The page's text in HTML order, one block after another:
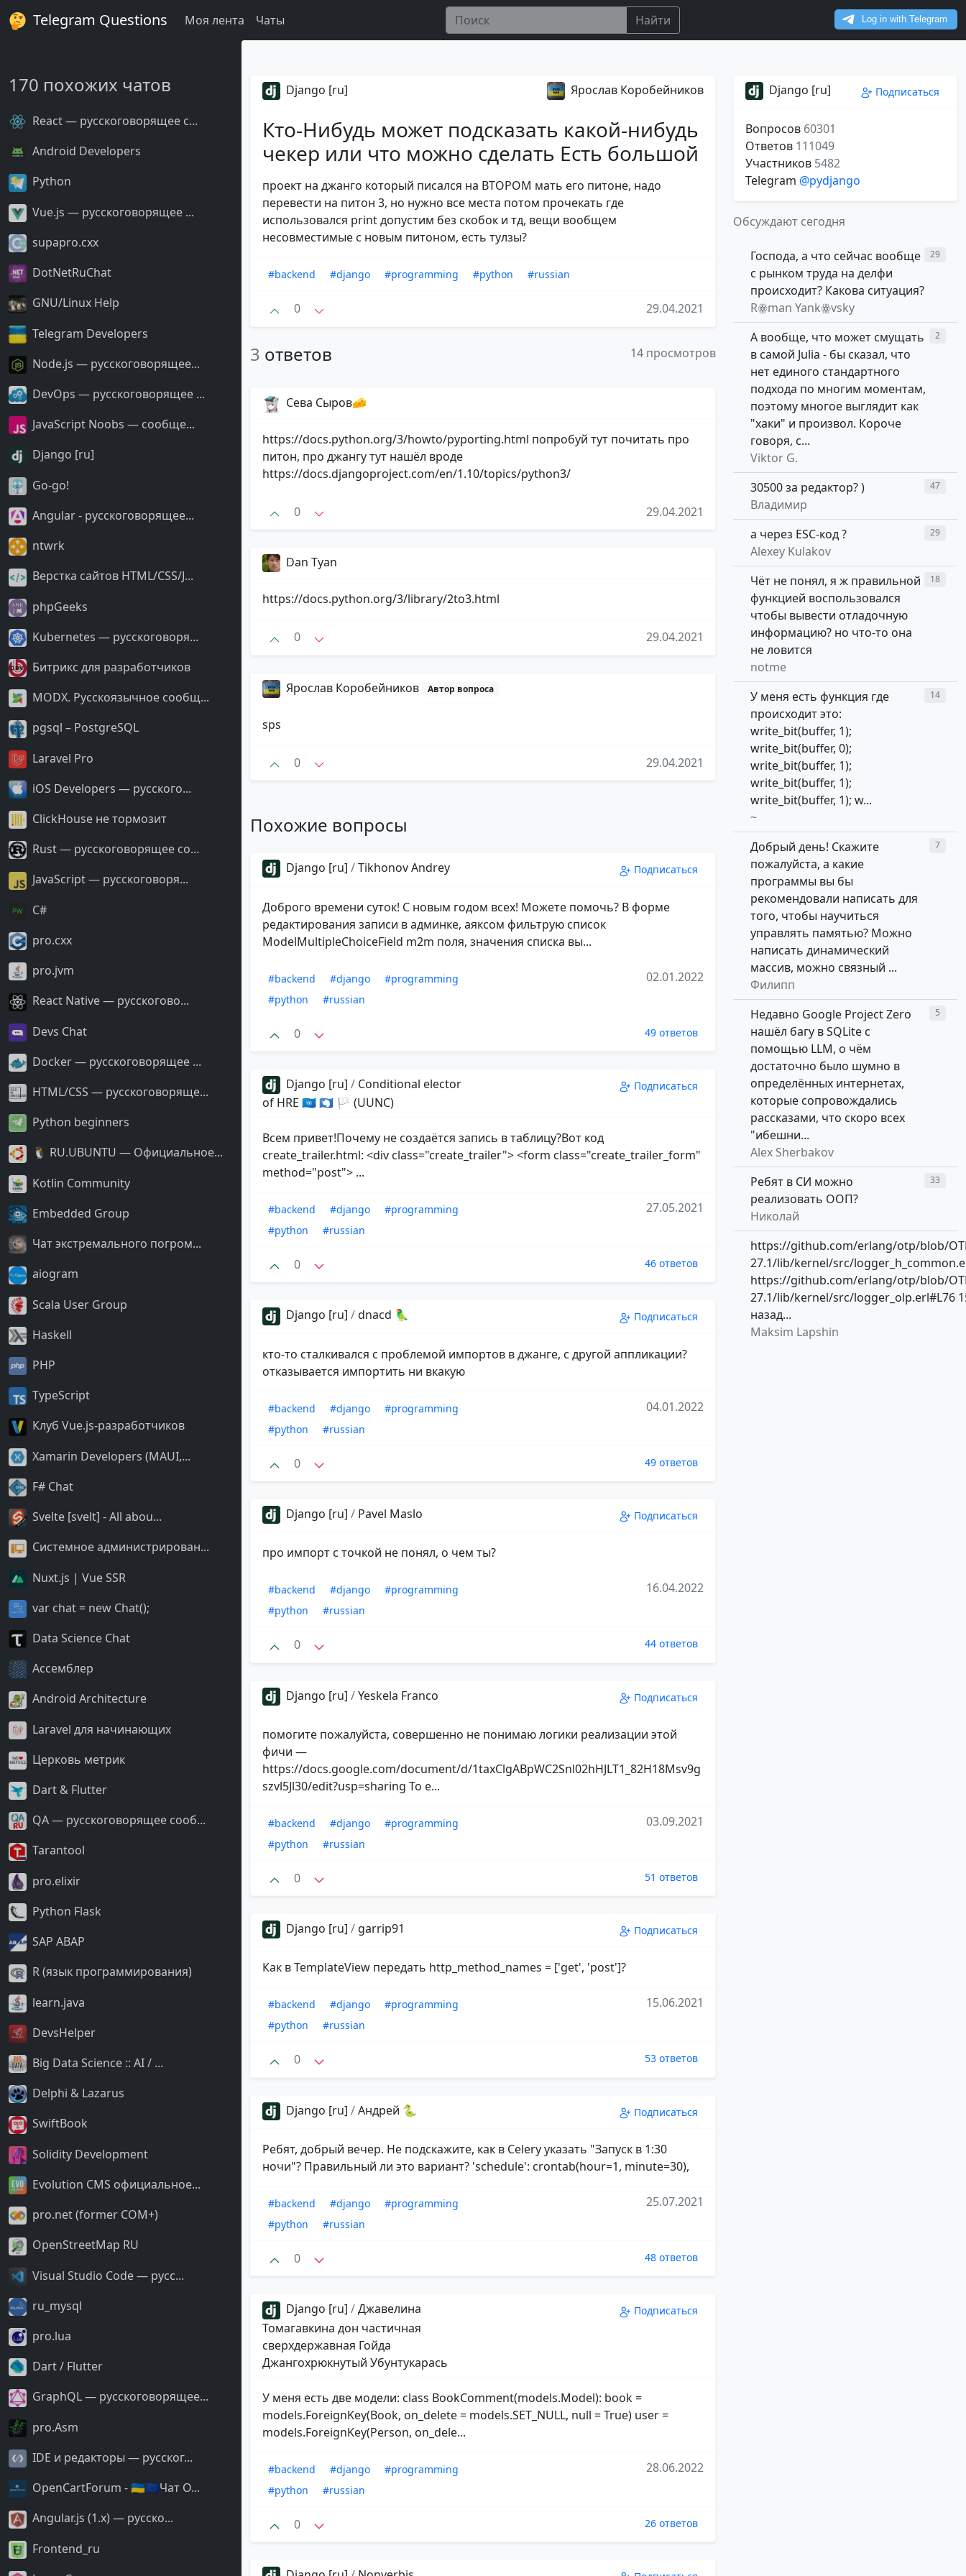
Telegram Questions Моя лента Чаты Найти
170 похожих чатов
React — русскоговорящее с...
Android Developers
Python
Vue.js — русскоговорящее ...
supapro.cxx
DotNetRuChat
GNU/Linux Help
Telegram Developers
Node.js — русскоговорящее...
DevOps — русскоговорящее ...
JavaScript Noobs — сообще...
Django [ru]
Go-go!
Angular - русскоговорящее...
ntwrk
Верстка сайтов HTML/CSS/J...
phpGeeks
Kubernetes — русскоговоря...
Битрикс для разработчиков
MODX. Русскоязычное сообщ...
pgsql – PostgreSQL
Laravel Pro
iOS Developers — русского...
ClickHouse не тормозит
Rust — русскоговорящее со...
JavaScript — русскоговоря...
С#
pro.cxx
pro.jvm
React Native — русскогово...
Devs Chat
Docker — русскоговорящее ...
HTML/CSS — русскоговоряще...
Python beginners
🐧 RU.UBUNTU — Официальное...
Kotlin Community
Embedded Group
Чат экстремального погром...
aiogram
Scala User Group
Haskell
PHP
TypeScript
Клуб Vue.js-разработчиков
Xamarin Developers (MAUI,...
F# Chat
Svelte [svelt] - All abou...
Системное администрирован...
Nuxt.js | Vue SSR
var chat = new Chat();
Data Science Chat
Ассемблер
Android Architecture
Laravel для начинающих
Церковь метрик
Dart & Flutter
QA — русскоговорящее сооб...
Tarantool
pro.elixir
Python Flask
SAP ABAP
R (язык программирования)
learn.java
DevsHelper
Big Data Science :: AI / ...
Delphi & Lazarus
SwiftBook
Solidity Development
Evolution CMS официальное...
pro.net (former COM+)
OpenStreetMap RU
Visual Studio Code — русс...
ru_mysql
pro.lua
Dart / Flutter
GraphQL — русскоговорящее...
pro.Asm
IDE и редакторы — русског...
OpenCartForum - 🇺🇦🇪🇺Чат O...
Angular.js (1.x) — русско...
Frontend_ru
Django [ru] Ярослав Коробейников
Кто-Нибудь может подсказать какой-нибудь
чекер или что можно сделать Есть большой
проект на джанго который писался на ВТОРОМ мать его питоне, надо
перевести на питон 3, но нужно все места потом прочекать где
использовался print допустим без скобок и тд, вещи вообщем
несовместимые с новым питоном, есть тулзы?
#backend #django #programming #python #russian
0 29.04.2021
3 ответов 14 просмотров
Сева Сыров🧀
https://docs.python.org/3/howto/pyporting.html попробуй тут почитать про
питон, про джангу тут нашёл вроде
https://docs.djangoproject.com/en/1.10/topics/python3/
0 29.04.2021
Dan Tyan
https://docs.python.org/3/library/2to3.html
0 29.04.2021
Ярослав Коробейников Автор вопроса
sps
0 29.04.2021
Похожие вопросы
Django [ru] /Tikhonov Andrey Подписаться
Доброго времени суток! С новым годом всех! Можете помочь? В форме
редактирования записи в админке, аяксом фильтрую список
ModelMultipleChoiceField m2m поля, значения списка вы...
#backend #django
#programming
#python
#russian
02.01.2022
0 49 ответов
Django [ru] / Conditional elector
of HRE 🇺🇳 🇦🇶 🏳 (UUNC)
Подписаться
Всем привет!Почему не создаётся запись в таблицу?Вот код
create_trailer.html: <div class="create_trailer"> <form class="create_trailer_form"
method="post"> ...
#backend #django
#programming
#python
#russian
27.05.2021
0 46 ответов
Django [ru] /dnacd 🦜 Подписаться
кто-то сталкивался с проблемой импортов в джанге, с другой аппликации?
отказывается импортить ни вкакую
#backend #django
#programming
#python
#russian
04.01.2022
0 49 ответов
Django [ru] / Pavel Maslo Подписаться
про импорт с точкой не понял, о чем ты?
#backend #django
#programming
#python
#russian
16.04.2022
0 44 ответов
Django [ru] /Yeskela Franco Подписаться
помогите пожалуйста, совершенно не понимаю логики реализации этой
фичи —
https://docs.google.com/document/d/1taxClgABpWC2Snl02hHJLT1_82H18Msv9g
szvl5Jl30/edit?usp=sharing То е...
#backend #django
#programming
#python
#russian
03.09.2021
0 51 ответов
Django [ru] / garrip91 Подписаться
Как в TemplateView передать http_method_names = ['get', 'post']?
#backend #django
#programming
#python
#russian
15.06.2021
0 53 ответов
Django [ru] /Андрей 🐍 Подписаться
Ребят, добрый вечер. Не подскажите, как в Celery указать "Запуск в 1:30
ночи"? Правильный ли это вариант? 'schedule': crontab(hour=1, minute=30),
#backend #django
#programming
#python
#russian
25.07.2021
0 48 ответов
Django [ru] /Джавелина
Томагавкина дон частичная
сверхдержавная Гойда
Джангохрюкнутый Убунтукарась
Подписаться
У меня есть две модели: class BookComment(models.Model): book =
models.ForeignKey(Book, on_delete = models.SET_NULL, null = True) user =
models.ForeignKey(Person, on_dele...
#backend #django
#programming
#python
#russian
28.06.2022
0 26 ответов
Django [ru] Подписаться
Вопросов 60301
Ответов 111049
Участников 5482
Telegram @pydjango
Обсуждают сегодня
Господа, а что сейчас вообще
с рынком труда на делфи
происходит? Какова ситуация?
Rꙮman Yankꙮvsky
29
А вообще, что может смущать
в самой Julia - бы сказал, что
нет единого стандартного
подхода по многим моментам,
поэтому многое выглядит как
"хаки" и произвол. Короче
говоря, с...
Viktor G.
2
30500 за редактор? )
Владимир
47
а через ESC-код ?
Alexey Kulakov
29
Чёт не понял, я ж правильной
функцией воспользовался
чтобы вывести отладочную
информацию? но что-то она
не ловится
notme
18
У меня есть функция где
происходит это:
write_bit(buffer, 1);
write_bit(buffer, 0);
write_bit(buffer, 1);
write_bit(buffer, 1);
write_bit(buffer, 1); w...
~
14
Добрый день! Скажите
пожалуйста, а какие
программы вы бы
рекомендовали написать для
того, чтобы научиться
управлять памятью? Можно
написать динамический
массив, можно связный ...
Филипп
7
Недавно Google Project Zero
нашёл багу в SQLite с
помощью LLM, о чём
достаточно было шумно в
определённых интернетах,
которые сопровождались
рассказами, что скоро всех
"ибешни...
Alex Sherbakov
5
Ребят в СИ можно
реализовать ООП?
Николай
33
https://github.com/erlang/otp/blob/
27.1/lib/kernel/src/
https://github.com/erlang/otp/blob/
27.1/lib/kernel/src/logger_olp.erl#L76
назад...
Maksim Lapshin